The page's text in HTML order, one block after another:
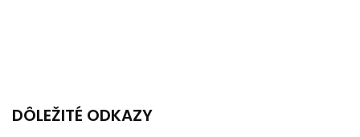
DÔLEŽITÉ ODKAZY